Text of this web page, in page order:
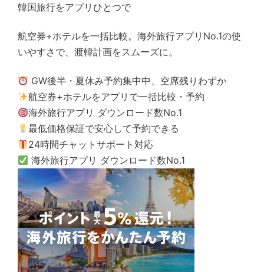
韓国旅行をアプリひとつで
航空券+ホテルを一括比較。海外旅行アプリNo.1の使
いやすさで、渡韓計画をスムーズに。
GW後半・夏休み予約集中中、空席残りわずか
航空券+ホテルをアプリで一括比較・予約
海外旅行アプリ ダウンロード数No.1
最低価格保証で安心して予約できる
24時間チャットサポート対応
海外旅行アプリ ダウンロード数No.1